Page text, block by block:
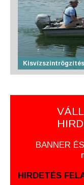
Kisvízszintrögzítés
BANNER
HIRDETÉS